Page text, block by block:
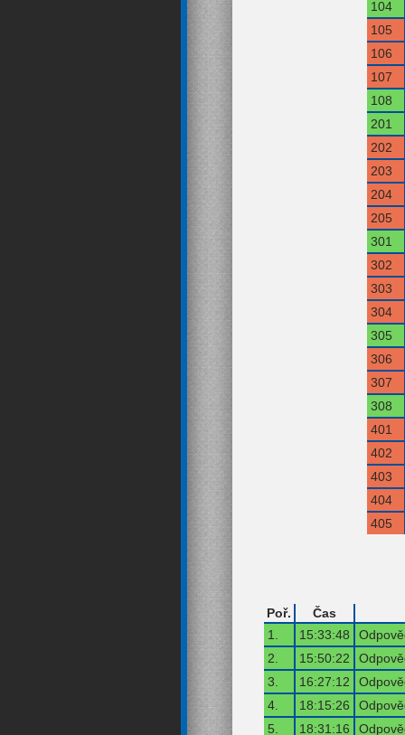
104
105
106
107
108
201
202
203
204
205
301
302
303
304
305
306
307
308
401
402
403
404
405
Poř.
Čas
1.
15:33:48
2.
15:50:22
3.
16:27:12
4.
18:15:26
5.
18:31:16